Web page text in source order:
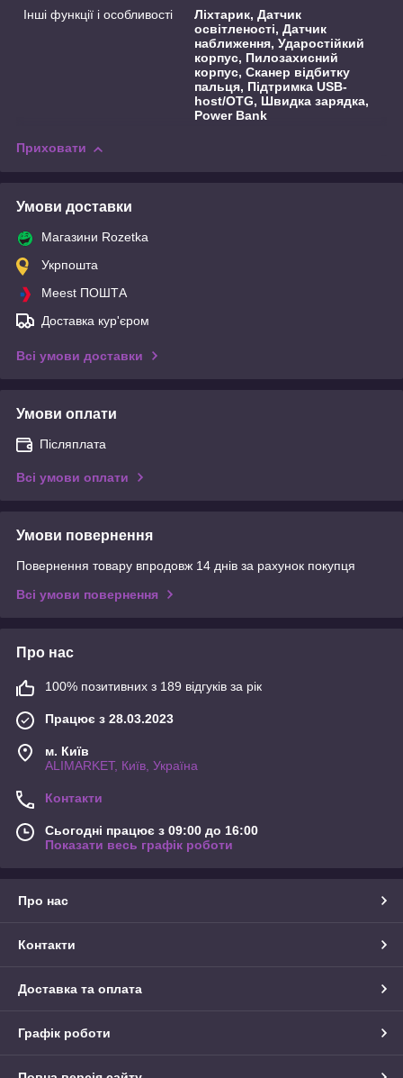
Інші функції і особливості
Ліхтарик, Датчик
освітленості, Датчик
наближення, Ударостійкий
корпус, Пилозахисний
корпус, Сканер відбитку
пальця, Підтримка USB-
host/OTG, Швидка зарядка,
Power Bank
Приховати
Умови доставки
Магазини Rozetka
Укрпошта
Meest ПОШТА
Доставка кур'єром
Всі умови доставки
Умови оплати
Післяплата
Всі умови оплати
Умови повернення
Повернення товару впродовж 14 днів за рахунок покупця
Всі умови повернення
Про нас
100% позитивних з 189 відгуків за рік
Працює з 28.03.2023
м. Київ
ALIMARKET, Київ, Україна
Контакти
Сьогодні працює з 09:00 до 16:00
Показати весь графік роботи
Про нас
Контакти
Доставка та оплата
Графік роботи